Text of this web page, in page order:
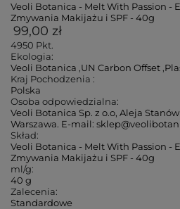
Veoli Botanica - Melt With Passion -
Zmywania Makijażu i SPF - 40g
99,00 zł
4950 Pkt.
Ekologia:
Veoli Botanica ,UN Carbon Offset ,
Kraj Pochodzenia :
Polska
Osoba odpowiedzialna:
Veoli Botanica Sp. z o.o, Aleja
Warszawa. E-mail:
Skład:
Veoli Botanica - Melt With Passion -
Zmywania Makijażu i SPF - 40g
ml/g:
40 g
Zalecenia:
Standardowe